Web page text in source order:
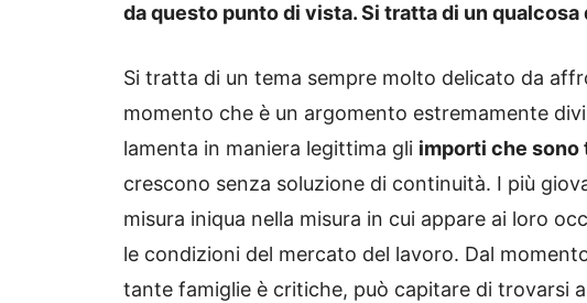
da questo punto di vista. Si tratta di un
Si tratta di un tema sempre molto delicato da
momento che è un argomento estremamente
lamenta in maniera legittima gli importi che sono
crescono senza soluzione di continuità. I più
misura iniqua nella misura in cui appare ai loro
le condizioni del mercato del lavoro. Dal
tante famiglie è critiche, può capitare di trovarsi